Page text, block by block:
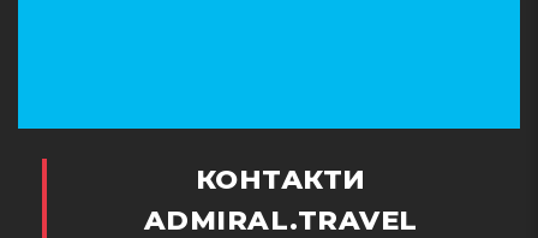
КОНТАКТИ
ADMIRAL.TRAVEL